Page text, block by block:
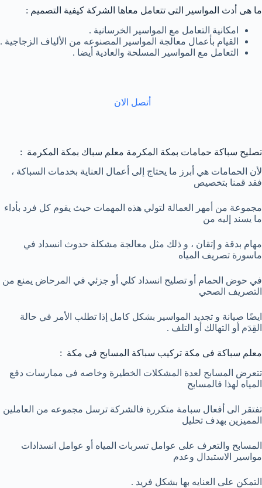
ما هى أدث المواسير التى تتعامل معاها الشركة كيفية التصميم :
امكانية التعامل مع المواسير الخرسانية .
القيام بأعمال معالجة المواسير المصنوعه من الألياف الزجاجية .
التعامل مع المواسير المسلحة والعادية أيضا .
أتصل الان
تصليح سباكة حمامات بمكة المكرمة معلم سباك بمكة المكرمة :
لأن الحمامات هي أبرز ما يحتاج إلى أعمال العناية بخدمات السباكة ،
فقد قمنا بتخصيص
مجموعة من أمهر العمالة لتولي هذه المهمات حيث يقوم كل فرد بأداء
ما يسند إليه من
مهام بدقة و إتقان ، و ذلك مثل معالجة مشكلة حدوث انسداد في
ماسورة تصريف المياه
في حوض الحمام أو تصليح انسداد كلي أو جزئي في المرحاض يمنع من
التصريف الصحي
ايضًا صيانة و تجديد المواسير بشكل كامل إذا تطلب الأمر في حالة
القِدَم أو التهالك أو التلف .
معلم سباكة فى مكة تركيب سباكة المسابح فى مكة :
تتعرض المسابح لعدة المشكلات الخطيرة وخاصه فى ممارسات دفع
المياه لهذا فالمسابح
تفتقر الى أفعال سبامة متكررة فالشركة ترسل مجموعه من العاملين
المميزين بهدف تحليل
المسابح والتعرف على عوامل تسربات المياه أو عوامل انسدادات
مواسير الاستبدال وعدم
التمكن على العنايه بها بشكل فريد .